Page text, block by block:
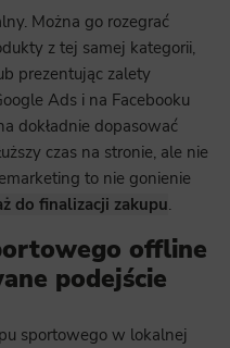
Można go rozegrać
z tej samej kategorii,
prezentując zalety
Ads i na Facebooku
dokładnie dopasować
czas na stronie, ale nie
to nie gonienie
do finalizacji zakupu.
offline
podejście
sportowego w lokalnej